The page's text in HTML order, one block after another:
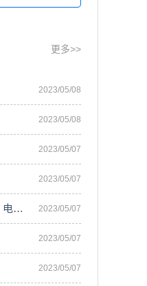
更多>>
2023/05/08
2023/05/08
2023/05/07
2023/05/07
联想ThinkPad X1 Carbon（2017）电脑安 2023/05/07
2023/05/07
2023/05/07